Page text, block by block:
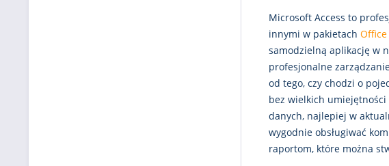
Microsoft Access to
innymi w pakietach
samodzielną aplikację w
profesjonalne
od tego, czy chodzi o
bez wielkich
danych, najlepiej w
wygodnie obsługiwać
raportom, które można